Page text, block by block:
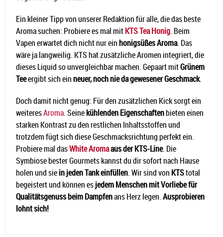
Ein kleiner Tipp von unserer Redaktion für alle, die das beste
Aroma suchen: Probiere es mal mitKTS Tea Honig. Beim
Vapen erwartet dich nicht nur einhonigsüßes Aroma. Das
wäre ja langweilig. KTS hat zusätzliche Aromen integriert, die
dieses Liquid so unvergleichbar machen. Gepaart mitGrünem
Teeergibt sich einneuer, noch nie da gewesener Geschmack.
Doch damit nicht genug: Für den zusätzlichen Kick sorgt ein
weiteresAroma. Seinekühlenden Eigenschaftenbieten einen
starken Kontrast zu den restlichen Inhaltsstoffen und
trotzdem fügt sich diese Geschmacksrichtung perfekt ein.
Probiere mal dasWhite Aromaaus der KTS-Line. Die
Symbiose bester Gourmets kannst du dir sofort nach Hause
holen und siein jeden Tank einfüllen. Wir sind von KTStotal
begeistert und können esjedem Menschen mit Vorliebe für
Qualitätsgenuss beim Dampfenans Herz legen.Ausprobieren
lohnt sich!